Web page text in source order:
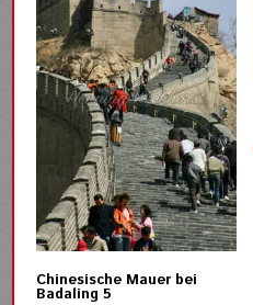
Die
Optionen
können
auf
der
Produktseite
gewählt
werden
Chinesische Mauer bei
Badaling 5